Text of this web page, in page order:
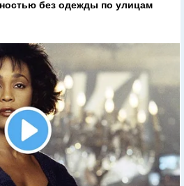
без одежды по улицам